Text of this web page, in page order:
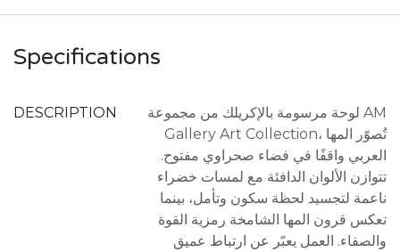
Specifications
DESCRIPTION
لوحة مرسومة بالإكريلك من مجموعة AM
Gallery Art Collection، تُصوّر المها
العربي واقفًا في فضاء صحراوي مفتوح.
تتوازن الألوان الدافئة مع لمسات خضراء
ناعمة لتجسيد لحظة سكون وتأمل، بينما
تعكس قرون المها الشامخة رمزية القوة
والصفاء. العمل يعبّر عن ارتباط عميق